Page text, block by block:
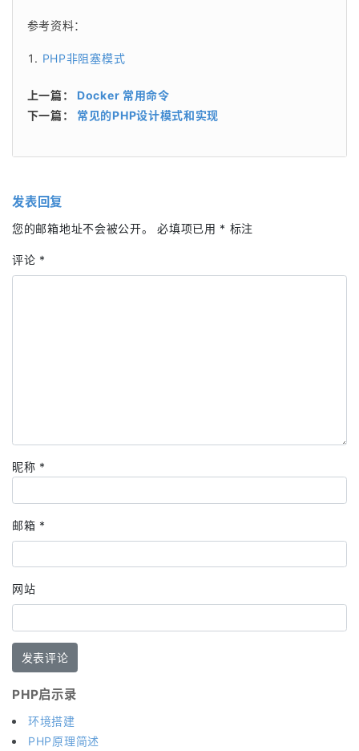
参考资料：
PHP非阻塞模式
上一篇： Docker 常用命令
下一篇： 常见的PHP设计模式和实现
发表回复
您的邮箱地址不会被公开。 必填项已用 * 标注
评论 *
昵称 *
邮箱 *
网站
PHP启示录
环境搭建
PHP原理简述